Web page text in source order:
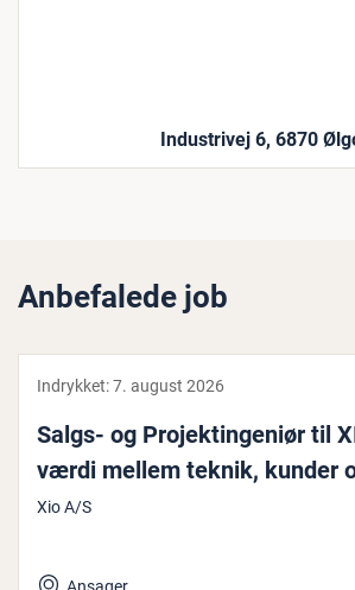
Industrivej 6, 6870
Anbefalede job
Indrykket:7. august 2026
Salgs- og Pro­jek­tin­ge­ni­ør til
værdi mellem teknik, kunder
Xio A/S